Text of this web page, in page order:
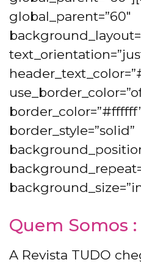
global_parent=”60″
border_style=”solid”
Quem Somos :
A Revista TUDO